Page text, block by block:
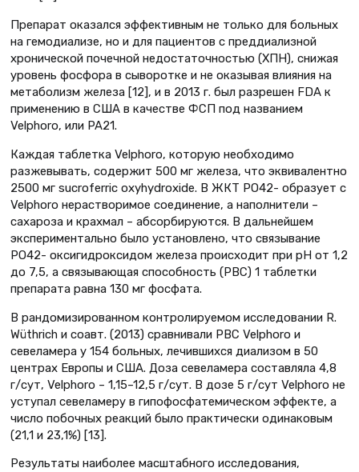
Препарат оказался эффективным не только для больных
на гемодиализе, но и для пациентов с преддиализной
хронической почечной недостаточностью (ХПН), снижая
уровень фосфора в сыворотке и не оказывая влияния на
метаболизм железа [12], и в 2013 г. был разрешен FDA к
применению в США в качестве ФСП под названием
Velphoro, или PA21.
Каждая таблетка Velphoro, которую необходимо
разжевывать, содержит 500 мг железа, что эквивалентно
2500 мг sucroferric oxyhydroxide. В ЖКТ PO42- образует с
Velphoro нерастворимое соединение, а наполнители –
сахароза и крахмал – абсорбируются. В дальнейшем
экспериментально было установлено, что связывание
PO42- оксигидроксидом железа происходит при pH от 1,2
до 7,5, а связывающая способность (PBC) 1 таблетки
препарата равна 130 мг фосфата.
В рандомизированном контролируемом исследовании R.
Wüthrich и соавт. (2013) сравнивали PBC Velphoro и
севеламера у 154 больных, лечившихся диализом в 50
центрах Европы и США. Доза севеламера составляла 4,8
г/сут, Velphoro – 1,15–12,5 г/сут. В дозе 5 г/сут Velphoro не
уступал севеламеру в гипофосфатемическом эффекте, а
число побочных реакций было практически одинаковым
(21,1 и 23,1%) [13].
Результаты наиболее масштабного исследования,